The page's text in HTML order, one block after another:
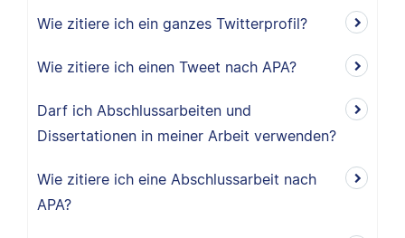
Wie zitiere ich ein ganzes Twitterprofil?
Wie zitiere ich einen Tweet nach APA?
Darf ich Abschlussarbeiten und
Dissertationen in meiner Arbeit verwenden?
Wie zitiere ich eine Abschlussarbeit nach
APA?